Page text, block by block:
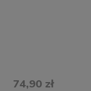
74,90 zł